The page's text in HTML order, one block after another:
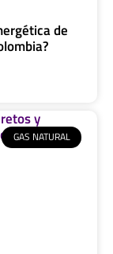
de
GAS NATURAL